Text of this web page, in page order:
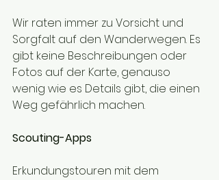
Wir raten immer zu Vorsicht und
Sorgfalt auf den Wanderwegen. Es
gibt keine Beschreibungen oder
Fotos auf der Karte, genauso
wenig wie es Details gibt, die einen
Weg gefährlich machen.
Scouting-Apps
Erkundungstouren mit dem